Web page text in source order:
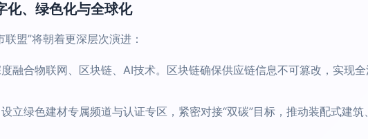
化、绿色化与全球化
盟”将朝着更深层次演进：
融合物联网、区块链、AI技术。区块链确保供应链信息不可篡改，实现
设立绿色建材专属频道与认证专区，紧密对接“双碳”目标，推动装配式建